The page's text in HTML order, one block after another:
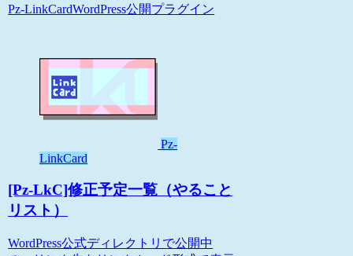
Pz-LinkCardWordPress公開プラグイン
Pz-
LinkCard
[Pz-LkC]修正予定一覧（やること
リスト）
WordPress公式ディレクトリで公開中